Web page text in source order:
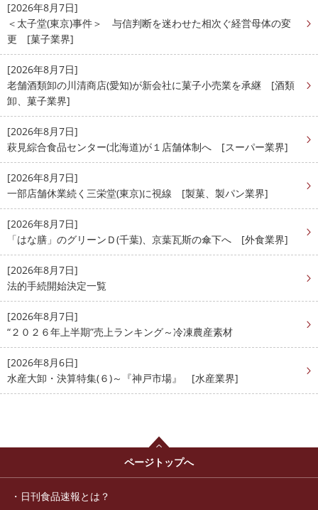
[2026年8月7日]
＜太子堂(東京)事件＞ 与信判断を迷わせた相次ぐ経営母体の変
更 [菓子業界]
[2026年8月7日]
老舗酒類卸の川清商店(愛知)が新会社に菓子小売業を承継 [酒類
卸、菓子業界]
[2026年8月7日]
萩見綜合食品センター(北海道)が１店舗体制へ [スーパー業界]
[2026年8月7日]
一部店舗休業続く三栄堂(東京)に視線 [製菓、製パン業界]
[2026年8月7日]
「はな膳」のグリーンＤ(千葉)、京葉瓦斯の傘下へ [外食業界]
[2026年8月7日]
法的手続開始決定一覧
[2026年8月7日]
“２０２６年上半期”売上ランキング～冷凍農産素材
[2026年8月6日]
水産大卸・決算特集(６)～『神戸市場』 [水産業界]
ページトップへ
日刊食品速報とは？